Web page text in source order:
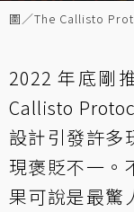
圖／The Callisto
2022 年底剛
Callisto
設計引發許多
現褒貶不一。
果可說是最驚